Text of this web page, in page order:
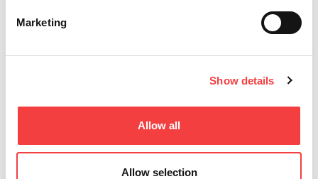
Marketing
Show details
Allow all
Allow selection
Keyline présente pour la premiere fois les modèles RFD100 et
RFD80 pour clés Ford. Ce sont des...
Tout lire